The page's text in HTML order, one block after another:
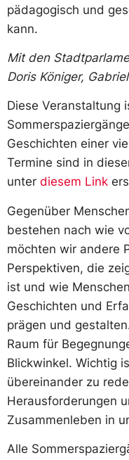
pädagogisch und
kann.
Mit den
Doris Königer,
Diese Veranstaltung
Geschichten einer
Termine sind in
unter diesem Link
Gegenüber
bestehen nach wie
möchten wir andere
Perspektiven, die
ist und wie
Geschichten und
prägen und
Raum für
Blickwinkel. Wichtig
übereinander zu
Herausforderungen
Zusammenleben in
Alle